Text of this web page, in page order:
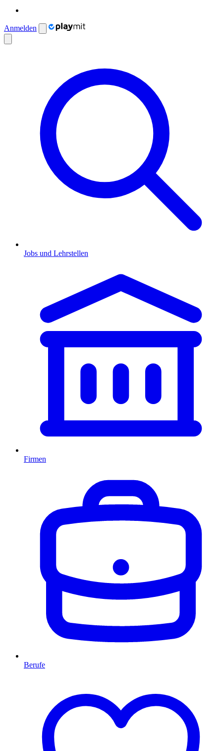
Anmelden
Jobs und Lehrstellen
Firmen
Berufe